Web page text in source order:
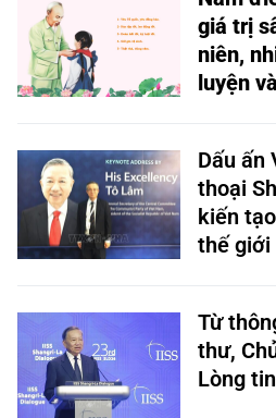
giá trị
niên,
luyện
Dấu ấn
thoại
kiến
thế giới
Từ
thư,
Lòng